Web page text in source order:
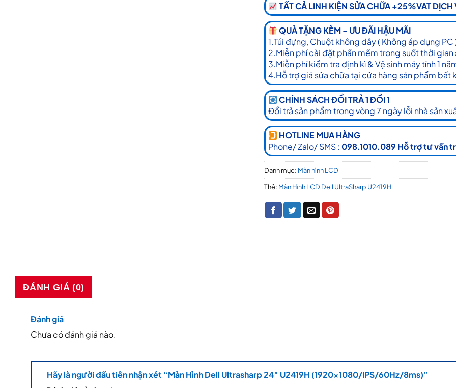
TẤT CẢ LINH KIỆN SỬA CHỮA +25%VAT DỊCH
QUÀ TẶNG KÈM - ƯU ĐÃI HẬU MÃI
1.Túi đựng, Chuột không dây ( Không áp dụng PC
2.Miễn phí cài đặt phần mềm trong suốt thời gian
3.Miễn phí kiểm tra định kì & Vệ sinh máy tính 1
4.Hỗ trợ giá sửa chữa tại cửa hàng sản phẩm bất
CHÍNH SÁCH ĐỔI TRẢ 1 ĐỔI 1
Đổi trả sản phẩm trong vòng 7 ngày lỗi nhà sản
HOTLINE MUA HÀNG
Phone/ Zalo/ SMS : 098.1010.089 Hỗ trợ tư vấn
Danh mục: Màn hình LCD
Thẻ: Màn Hình LCD Dell UltraSharp U2419H
ĐÁNH GIÁ (0)
Đánh giá
Chưa có đánh giá nào.
Hãy là người đầu tiên nhận xét “Màn Hình Dell Ultrasharp 24″ U2419H (1920×1080/IPS/60Hz/8ms)”